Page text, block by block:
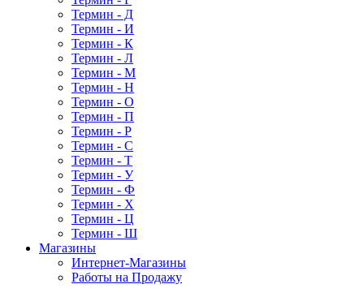
Термин - Д
Термин - И
Термин - К
Термин - Л
Термин - М
Термин - Н
Термин - О
Термин - П
Термин - Р
Термин - С
Термин - Т
Термин - У
Термин - Ф
Термин - Х
Термин - Ц
Термин - Ш
Магазины
Интернет-Магазины
Работы на Продажу